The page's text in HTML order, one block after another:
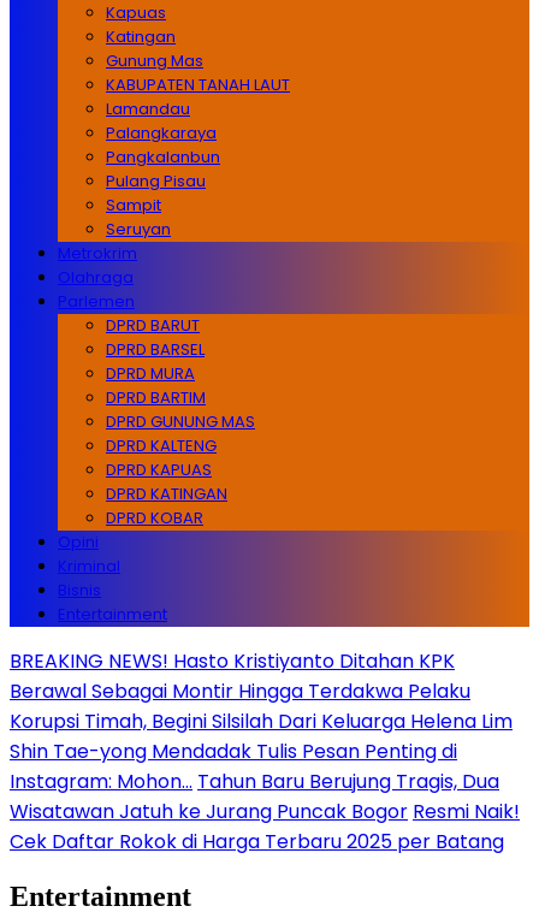
Kapuas
Katingan
Gunung Mas
KABUPATEN TANAH LAUT
Lamandau
Palangkaraya
Pangkalanbun
Pulang Pisau
Sampit
Seruyan
Metrokrim
Olahraga
Parlemen
DPRD BARUT
DPRD BARSEL
DPRD MURA
DPRD BARTIM
DPRD GUNUNG MAS
DPRD KALTENG
DPRD KAPUAS
DPRD KATINGAN
DPRD KOBAR
Opini
Kriminal
Bisnis
Entertainment
BREAKING NEWS! Hasto Kristiyanto Ditahan KPK
Berawal Sebagai Montir Hingga Terdakwa Pelaku
Korupsi Timah, Begini Silsilah Dari Keluarga Helena Lim
Shin Tae-yong Mendadak Tulis Pesan Penting di
Instagram: Mohon… Tahun Baru Berujung Tragis, Dua
Wisatawan Jatuh ke Jurang Puncak Bogor Resmi Naik!
Cek Daftar Rokok di Harga Terbaru 2025 per Batang
Entertainment